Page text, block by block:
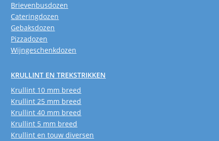
Brievenbusdozen
Cateringdozen
Gebaksdozen
Pizzadozen
Wijngeschenkdozen
KRULLINT EN TREKSTRIKKEN
Krullint 10 mm breed
Krullint 25 mm breed
Krullint 40 mm breed
Krullint 5 mm breed
Krullint en touw diversen